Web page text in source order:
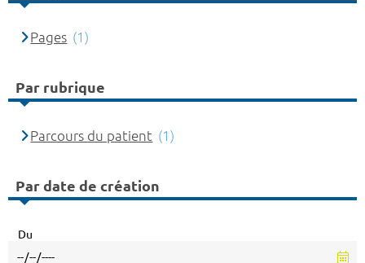
Pages (1)
Par rubrique
Parcours du patient (1)
Par date de création
Du